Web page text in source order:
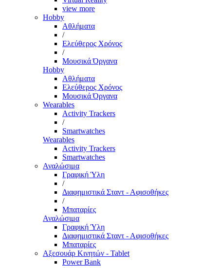
view more
Hobby
Αθλήματα
/
Ελεύθερος Χρόνος
/
Μουσικά Όργανα
Hobby
Αθλήματα
Ελεύθερος Χρόνος
Μουσικά Όργανα
Wearables
Activity Trackers
/
Smartwatches
Wearables
Activity Trackers
Smartwatches
Αναλώσιμα
Γραφική Ύλη
/
Διαφημιστικά Σταντ - Αφισοθήκες
/
Μπαταρίες
Αναλώσιμα
Γραφική Ύλη
Διαφημιστικά Σταντ - Αφισοθήκες
Μπαταρίες
Αξεσουάρ Κινητών - Tablet
Power Bank